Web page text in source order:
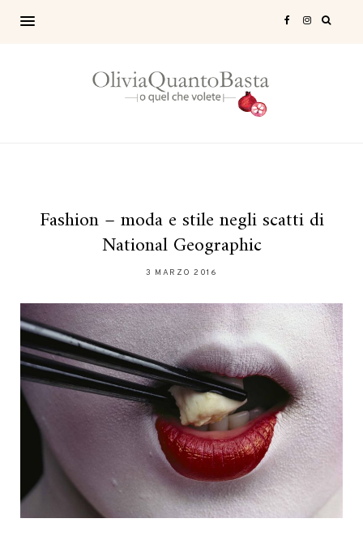
Fashion – moda e stile negli scatti di
National Geographic
3 MARZO 2016